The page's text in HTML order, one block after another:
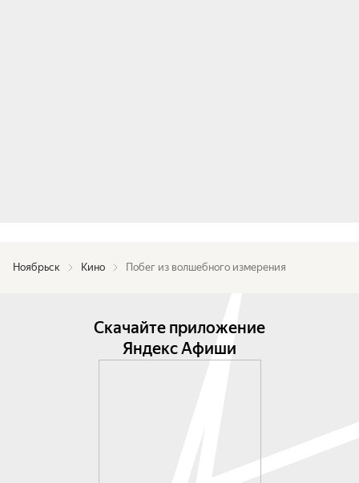
Ноябрьск Кино Побег из волшебного измерения
Скачайте приложение
Яндекс Афиши